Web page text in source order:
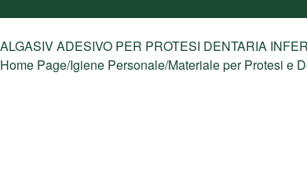
ALGASIV ADESIVO PER PROTESI DENTARIA
Home Page/Igiene Personale/Materiale per Protesi e